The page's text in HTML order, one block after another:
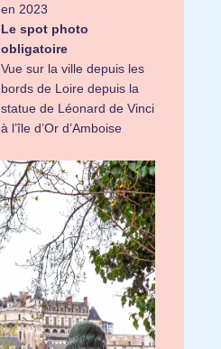
en 2023
Le spot photo
obligatoire
Vue sur la ville depuis les
bords de Loire depuis la
statue de Léonard de Vinci
à l’île d’Or d’Amboise